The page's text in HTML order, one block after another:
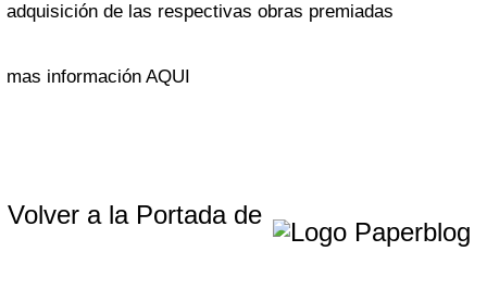
adquisición de las respectivas obras premiadas
mas información AQUI
Volver a la Portada de